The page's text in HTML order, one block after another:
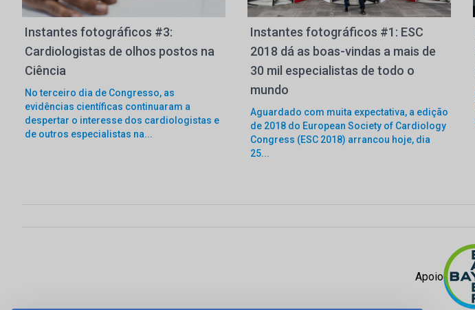
Instantes fotográficos #3:
Cardiologistas de olhos postos na
Ciência
No terceiro dia de Congresso, as
evidências científicas continuaram a
despertar o interesse dos cardiologistas e
de outros especialistas na...
Instantes fotográficos #1: ESC
2018 dá as boas-vindas a mais de
30 mil especialistas de todo o
mundo
Aguardado com muita expectativa, a edição
de 2018 do European Society of Cardiology
Congress (ESC 2018) arrancou hoje, dia
25...
Apoio